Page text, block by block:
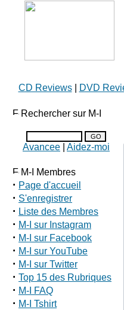
CD Reviews| DVD
Rechercher sur M-I
Avancee Aidez-moi
M-I Membres
· Page d'accueil
· S'enregistrer
· Liste des Membres
· M-I sur Instagram
· M-I sur Facebook
· M-I sur YouTube
· M-I sur Twitter
· Top 15 des Rubriques
· M-I FAQ
· M-I Tshirt